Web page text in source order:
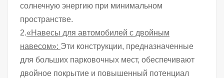
солнечную энергию при минимальном
пространстве.
2.«Навесы для автомобилей с двойным
навесом»: Эти конструкции, предназначенные
для больших парковочных мест, обеспечивают
двойное покрытие и повышенный потенциал